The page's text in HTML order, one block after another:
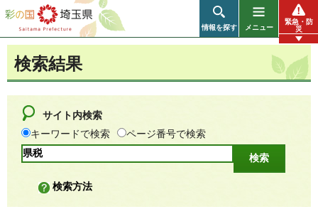
彩の国 埼玉県
情報を探す メニュー
緊急・防
災
検索結果
サイト内検索
キーワードで検索
ページ番号で検索
検索方法